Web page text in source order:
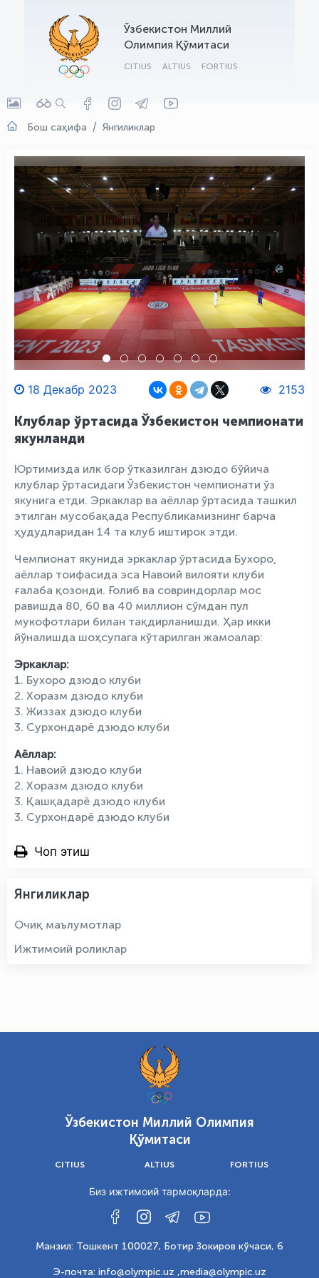
Ўзбекистон Миллий
Олимпия Қўмитаси
CITIUS ALTIUS FORTIUS
Бош саҳифа Янгиликлар
18 Декабр 2023 2153
Клублар ўртасида Ўзбекистон чемпионати
якунланди
Юртимизда илк бор ўтказилган дзюдо бўйича
клублар ўртасидаги Ўзбекистон чемпионати ўз
якунига етди. Эркаклар ва аёллар ўртасида ташкил
этилган мусобақада Республикамизнинг барча
ҳудудларидан 14 та клуб иштирок этди.
Чемпионат якунида эркаклар ўртасида Бухоро,
аёллар тоифасида эса Навоий вилояти клуби
ғалаба қозонди. Ғолиб ва совриндорлар мос
равишда 80, 60 ва 40 миллион сўмдан пул
мукофотлари билан тақдирланишди. Ҳар икки
йўналишда шоҳсупага кўтарилган жамоалар:
Эркаклар:
1. Бухоро дзюдо клуби
2. Хоразм дзюдо клуби
3. Жиззах дзюдо клуби
3. Сурхондарё дзюдо клуби
Аёллар:
1. Навоий дзюдо клуби
2. Хоразм дзюдо клуби
3. Қашқадарё дзюдо клуби
3. Сурхондарё дзюдо клуби
Чоп этиш
Янгиликлар
Очиқ маълумотлар
Ижтимоий роликлар
Ўзбекистон Миллий Олимпия
Қўмитаси
CITIUS ALTIUS FORTIUS
Биз ижтимоий тармоқларда:
Манзил: Тошкент 100027, Ботир Зокиров кўчаси, 6
Э-почта: info@olympic.uz ,media@olympic.uz
OLYMPCHIK AI - yordamchi
Онлайн · olympic.uz